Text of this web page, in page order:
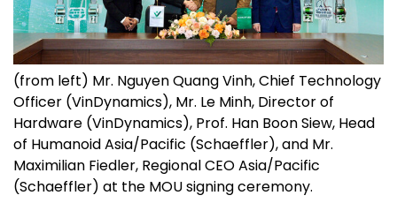
(from left) Mr. Nguyen Quang Vinh, Chief Technology
Officer (VinDynamics), Mr. Le Minh, Director of
Hardware (VinDynamics), Prof. Han Boon Siew, Head
of Humanoid Asia/Pacific (Schaeffler), and Mr.
Maximilian Fiedler, Regional CEO Asia/Pacific
(Schaeffler) at the MOU signing ceremony.